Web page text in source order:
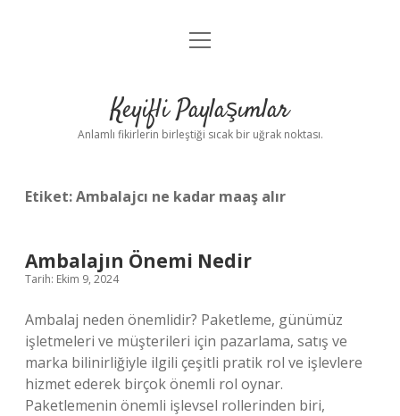
Anasayfa
Yasal Uyarı
menüyü
Keyifli Paylaşımlar
Anlamlı fikirlerin birleştiği sıcak bir uğrak noktası.
Etiket:Ambalajcı ne kadar maaş alır
Ambalajın Önemi Nedir
Tarih: Ekim 9, 2024
Ambalaj neden önemlidir? Paketleme, günümüz
işletmeleri ve müşterileri için pazarlama, satış ve
marka bilinirliğiyle ilgili çeşitli pratik rol ve işlevlere
hizmet ederek birçok önemli rol oynar.
Paketlemenin önemli işlevsel rollerinden biri,